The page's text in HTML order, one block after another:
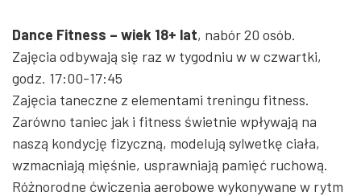
Dance Fitness – wiek 18+ lat, nabór 20 osób.
Zajęcia odbywają się raz w tygodniu wwczwartki,
godz. 17:00-17:45
Zajęcia taneczne z elementami treningu fitness.
Zarówno taniec jak i fitness świetnie wpływają na
naszą kondycję fizyczną, modelują sylwetkę ciała,
wzmacniają mięśnie, usprawniają pamięć ruchową.
Różnorodne ćwiczenia aerobowe wykonywane w rytm